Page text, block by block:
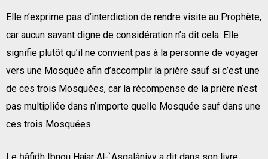
Elle n’exprime pas d’interdiction de rendre visite au Prophète,
car aucun savant digne de considération n’a dit cela. Elle
signifie plutôt qu’il ne convient pas à la personne de voyager
vers une Mosquée afin d’accomplir la prière sauf si c’est une
de ces trois Mosquées, car la récompense de la prière n’est
pas multipliée dans n’importe quelle Mosquée sauf dans une
ces trois Mosquées.